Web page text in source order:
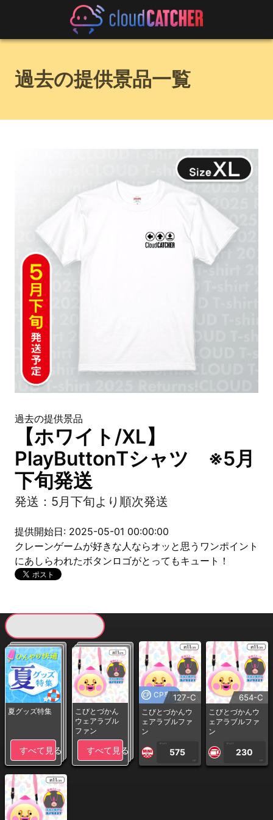
過去の提供景品一覧
過去の提供景品
【ホワイト/XL】
PlayButtonTシャツ ※5月
下旬発送
発送：5月下旬より順次発送
提供開始日: 2025-05-01 00:00:00
クレーンゲームが好きな人ならオッと思うワンポイント
にあしらわれたボタンロゴがとってもキュート！
夏グッズ特集
すべて見る
こびとづかん
ウェアラブル
ファン
すべて見る
CP専用127-C
こびとづかんウ
ェアラブルファ
ン
1PLAY
575
CP
654-C
こびとづかんウ
ェアラブルファ
ン
1PLAY
230
CP